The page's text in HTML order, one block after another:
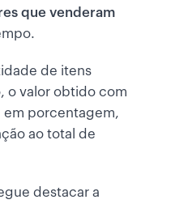
que venderam
de itens
o valor obtido com
em porcentagem,
ao total de
destacar a